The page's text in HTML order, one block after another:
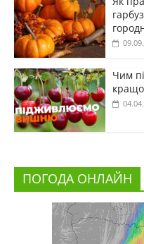
Чим
ПОГОДА ОНЛАЙН